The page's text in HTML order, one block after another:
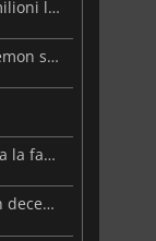
Resident Evil: Veronica ha già superato i 2 milioni liste dei desideri
Beast of Reincarnation: lo studio dietro Pokémon su una nuova strada
Warhammer 40.000: Dawn of War 4 presenta la fazione dei Necron
Forsaken Realms: Vahrin's Call esce dopo un decennio di sviluppo